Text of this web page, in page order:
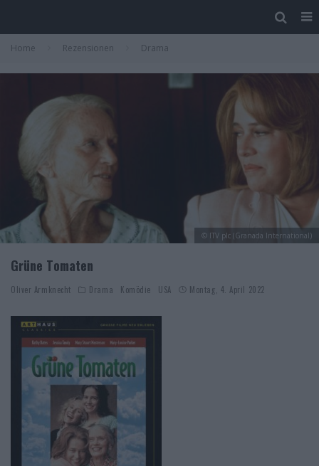
Home Rezensionen Drama
© ITV plc (Granada International)
Grüne Tomaten
Oliver Armknecht Drama Komödie USA Montag, 4. April 2022